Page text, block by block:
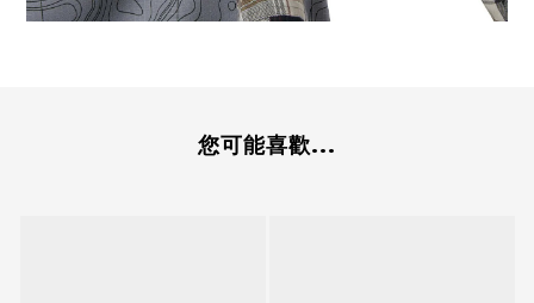
您可能喜歡...